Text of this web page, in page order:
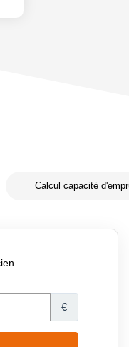
Calcul capacité